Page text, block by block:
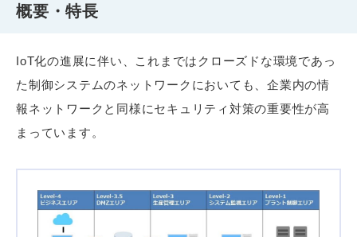
概要・特長
IoT化の進展に伴い、これまではクローズドな環境であっ
た制御システムのネットワークにおいても、企業内の情
報ネットワークと同様にセキュリティ対策の重要性が高
まっています。